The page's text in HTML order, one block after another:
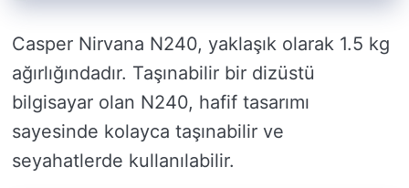
Casper Nirvana N240, yaklaşık olarak 1.5 kg
ağırlığındadır. Taşınabilir bir dizüstü
bilgisayar olan N240, hafif tasarımı
sayesinde kolayca taşınabilir ve
seyahatlerde kullanılabilir.